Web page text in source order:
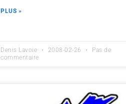
PLUS »
Denis Lavoie 2008-02-26
Pas de
commentaire